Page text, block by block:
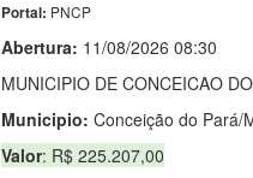
Portal: PNCP
Abertura: 11/08/2026 08:30
MUNICIPIO DE CONCEICAO
Municipio: Conceição do Pará/
Valor: R$ 225.207,00